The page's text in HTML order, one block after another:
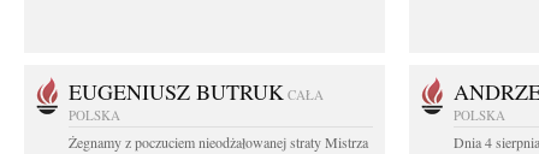
EUGENIUSZ BUTRUK CAŁA
POLSKA
Żegnamy z poczuciem nieodżałowanej straty Mistrza
POLSKA
Dnia 4